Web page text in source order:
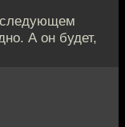
следующем
А он будет,